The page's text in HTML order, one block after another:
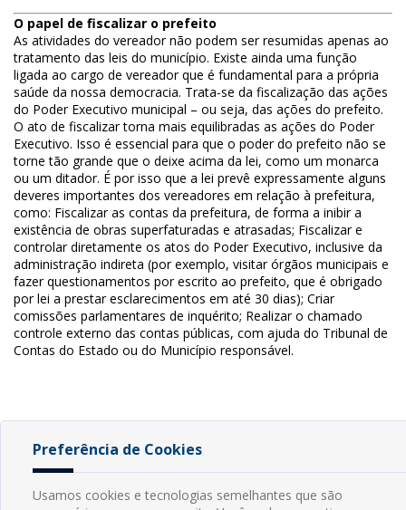
O papel de fiscalizar o prefeito
As atividades do vereador não podem ser resumidas apenas ao
tratamento das leis do município. Existe ainda uma função
ligada ao cargo de vereador que é fundamental para a própria
saúde da nossa democracia. Trata-se da fiscalização das ações
do Poder Executivo municipal – ou seja, das ações do prefeito.
O ato de fiscalizar torna mais equilibradas as ações do Poder
Executivo. Isso é essencial para que o poder do prefeito não se
torne tão grande que o deixe acima da lei, como um monarca
ou um ditador. É por isso que a lei prevê expressamente alguns
deveres importantes dos vereadores em relação à prefeitura,
como: Fiscalizar as contas da prefeitura, de forma a inibir a
existência de obras superfaturadas e atrasadas; Fiscalizar e
controlar diretamente os atos do Poder Executivo, inclusive da
administração indireta (por exemplo, visitar órgãos municipais e
fazer questionamentos por escrito ao prefeito, que é obrigado
por lei a prestar esclarecimentos em até 30 dias); Criar
comissões parlamentares de inquérito; Realizar o chamado
controle externo das contas públicas, com ajuda do Tribunal de
Contas do Estado ou do Município responsável.
INFORMAÇÕES
Preferência de Cookies
Usamos cookies e tecnologias semelhantes que são